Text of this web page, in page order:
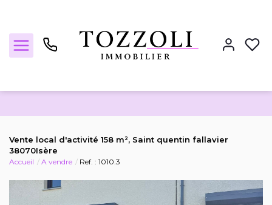
Vente local d'activité 158 m², Saint quentin fallavier
38070Isère
Accueil A vendre Ref. : 1010.3